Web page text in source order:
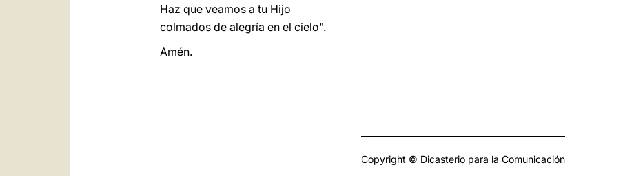
Haz que veamos a tu Hijo
colmados de alegría en el cielo".
Amén.
Copyright © Dicasterio para la Comunicación